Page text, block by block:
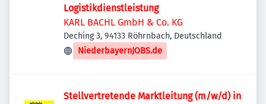
Logistikdienstleistung
KARL BACHL GmbH & Co. KG
Deching 3, 94133 Röhrnbach, Deutschland
NiederbayernJOBS.de
Stellvertretende Marktleitung (m/w/d) in